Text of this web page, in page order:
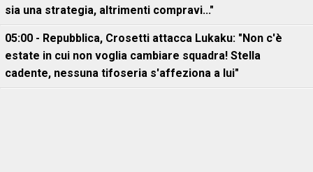
sia una strategia, altrimenti compravi..."
05:00 - Repubblica, Crosetti attacca Lukaku: "Non c'è
estate in cui non voglia cambiare squadra! Stella
cadente, nessuna tifoseria s'affeziona a lui"